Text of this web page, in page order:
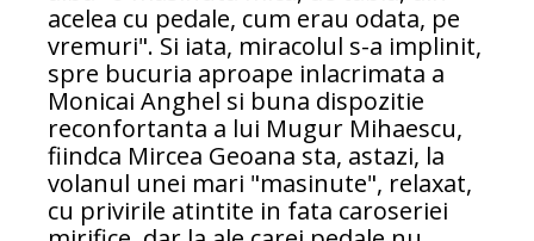
acelea cu pedale, cum erau odata, pe
vremuri". Si iata, miracolul s-a implinit,
spre bucuria aproape inlacrimata a
Monicai Anghel si buna dispozitie
reconfortanta a lui Mugur Mihaescu,
fiindca Mircea Geoana sta, astazi, la
volanul unei mari "masinute", relaxat,
cu privirile atintite in fata caroseriei